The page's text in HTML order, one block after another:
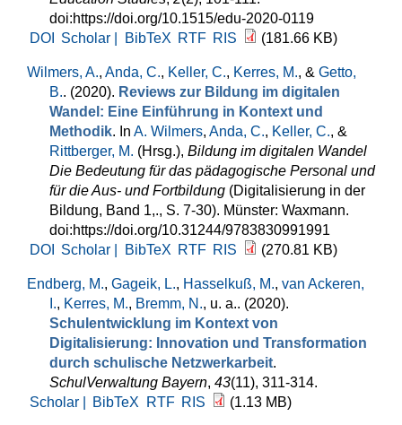
doi:https://doi.org/10.1515/edu-2020-0119
DOI
Scholar | BibTeX RTF RIS (181.66 KB)
Wilmers, A., Anda, C., Keller, C., Kerres, M., & Getto,
B.. (2020). Reviews zur Bildung im digitalen
Wandel: Eine Einführung in Kontext und
Methodik. In A. Wilmers, Anda, C., Keller, C., &
Rittberger, M. (Hrsg.), Bildung im digitalen Wandel
Die Bedeutung für das pädagogische Personal und
für die Aus- und Fortbildung (Digitalisierung in der
Bildung, Band 1,., S. 7-30). Münster: Waxmann.
doi:https://doi.org/10.31244/9783830991991
DOI
Scholar | BibTeX RTF RIS (270.81 KB)
Endberg, M., Gageik, L., Hasselkuß, M., van Ackeren,
I., Kerres, M., Bremm, N., u. a.. (2020).
Schulentwicklung im Kontext von
Digitalisierung: Innovation und Transformation
durch schulische Netzwerkarbeit.
SchulVerwaltung Bayern, 43(11), 311-314.
Scholar |
BibTeX RTF RIS (1.13 MB)